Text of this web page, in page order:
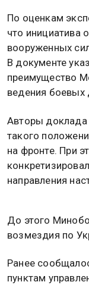
По оценкам
что инициатива
вооруженных
В документе
преимущество
ведения боевых
Авторы доклада
такого
на фронте. При
направления
До этого
возмездия по
Ранее
пунктам